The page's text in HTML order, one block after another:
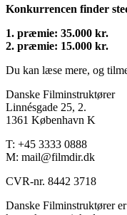
Konkurrencen finder
1. præmie: 35.000 kr.
2. præmie: 15.000 kr.
Du kan læse mere, og
Danske Filminstruktører
Linnésgade 25, 2.
1361 København K
T: +45 3333 0888
M: mail@filmdir.dk
CVR-nr. 8442 3718
Danske Filminstruktører